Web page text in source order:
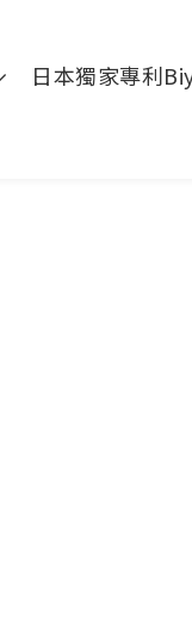
日本獨家專利